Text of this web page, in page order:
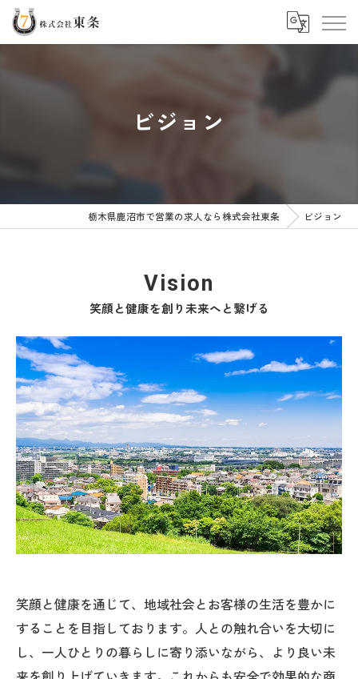
ビジョン
栃木県鹿沼市で営業の求人なら株式会社東条 ビジョン
笑顔と健康を創り未来へと繋げる
Vision
笑顔と健康を通じて、地域社会とお客様の生活を豊かに
することを目指しております。人との触れ合いを大切に
し、一人ひとりの暮らしに寄り添いながら、より良い未